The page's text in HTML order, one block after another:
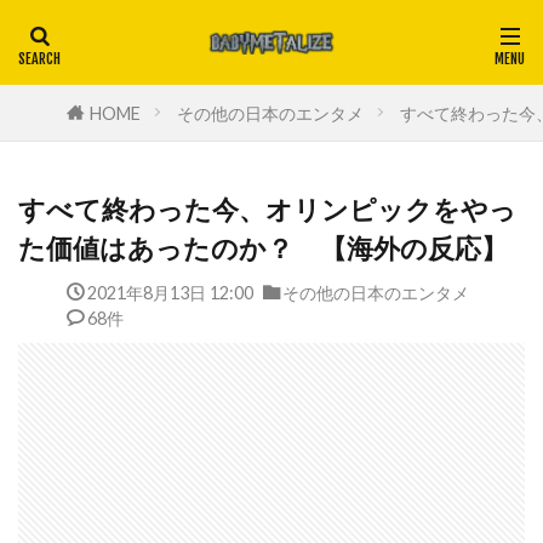
HOME その他の日本のエンタメ すべて終わった
すべて終わった今、オリンピックをやっ
た価値はあったのか？ 【海外の反応】
2021年8月13日 12:00
その他の日本のエンタメ
68件